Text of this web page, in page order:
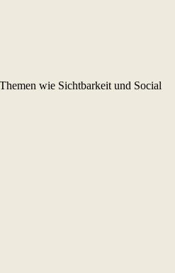
wie Sichtbarkeit und Social